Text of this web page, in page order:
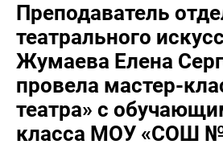
Преподаватель
театрального
Жумаева Елена
провела мастер-
театра» с
класса МОУ «СОШ